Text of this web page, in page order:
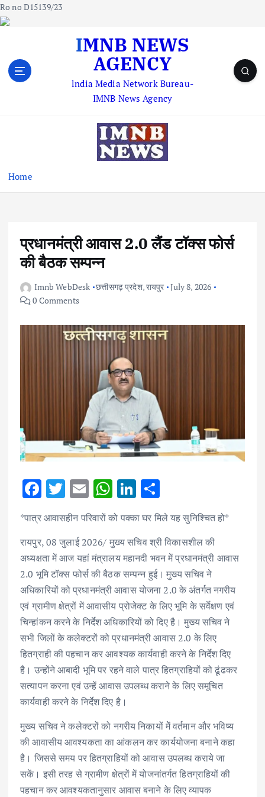
Ro no D15139/23
IMNB NEWS
AGENCY
lndia Media Network Bureau-
IMNB News Agency
Home
प्रधानमंत्री आवास 2.0 लैंड टॉक्स फोर्स
की बैठक सम्पन्न
Imnb WebDesk छत्तीसगढ़ प्रदेश,रायपुर July 8, 2026
0 Comments
F
e
b
o
o
k
T
w
it
te
r
E
m
ai
l
W
h
at
s
A
p
p
Li
k
e
dI
n
h
ar
e
*पात्र आवासहीन परिवारों को पक्का घर मिले यह सुनिश्चित हो*
रायपुर, 08 जुलाई 2026/ मुख्य सचिव श्री विकासशील की
अध्यक्षता में आज यहां मंत्रालय महानदी भवन में प्रधानमंत्री आवास
2.0 भूमि टॉक्स फोर्स की बैठक सम्पन्न हुई। मुख्य सचिव ने
अधिकारियों को प्रधानमंत्री आवास योजना 2.0 के अंतर्गत नगरीय
एवं ग्रामीण क्षेत्रों में आवासीय प्रोजेक्ट के लिए भूमि के सर्वेक्षण एवं
चिन्हांकन करने के निर्देश अधिकारियों को दिए है। मुख्य सचिव ने
सभी जिलों के कलेक्टरों को प्रधानमंत्री आवास 2.0 के लिए
हितग्राही की पहचान कर आवश्यक कार्यवाही करने के निर्देश दिए
है। उन्होंने आबादी भूमि पर रहने वाले पात्र हितग्राहियों को ढूंढकर
सत्यापन करना एवं उन्हें आवास उपलब्ध कराने के लिए समूचित
कार्यवाही करने के निर्देश दिए है।
मुख्य सचिव ने कलेक्टरों को नगरीय निकायों मेें वर्तमान और भविष्य
की आवासीय आवश्यकता का आंकलन कर कार्ययोजना बनाने कहा
है। जिससे समय पर हितग्राहियों को आवास उपलब्ध कराये जा
सकें। इसी तरह से ग्रामीण क्षेत्रों में योजनांतर्गत हितग्राहियों की
पहचान कर आवश्यकतानुसार आवास बनाने के लिए व्यापक